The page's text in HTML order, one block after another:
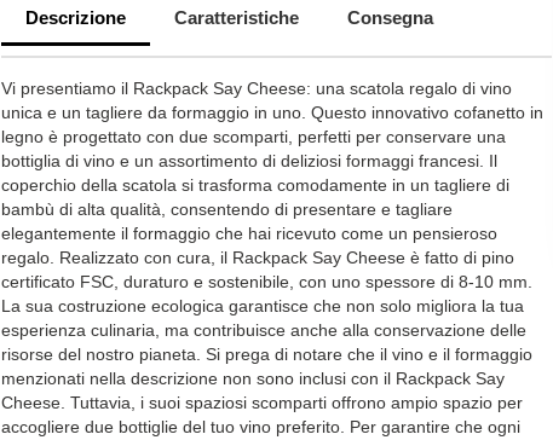
Descrizione Caratteristiche Consegna
Vi presentiamo il Rackpack Say Cheese: una scatola regalo di vino
unica e un tagliere da formaggio in uno. Questo innovativo cofanetto in
legno è progettato con due scomparti, perfetti per conservare una
bottiglia di vino e un assortimento di deliziosi formaggi francesi. Il
coperchio della scatola si trasforma comodamente in un tagliere di
bambù di alta qualità, consentendo di presentare e tagliare
elegantemente il formaggio che hai ricevuto come un pensieroso
regalo. Realizzato con cura, il Rackpack Say Cheese è fatto di pino
certificato FSC, duraturo e sostenibile, con uno spessore di 8-10 mm.
La sua costruzione ecologica garantisce che non solo migliora la tua
esperienza culinaria, ma contribuisce anche alla conservazione delle
risorse del nostro pianeta. Si prega di notare che il vino e il formaggio
menzionati nella descrizione non sono inclusi con il Rackpack Say
Cheese. Tuttavia, i suoi spaziosi scomparti offrono ampio spazio per
accogliere due bottiglie del tuo vino preferito. Per garantire che ogni